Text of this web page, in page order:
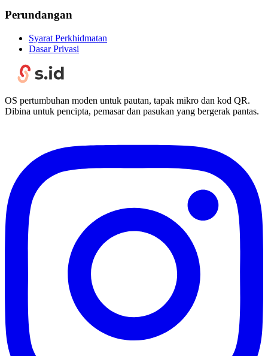
Perundangan
Syarat Perkhidmatan
Dasar Privasi
OS pertumbuhan moden untuk pautan, tapak mikro dan kod QR.
Dibina untuk pencipta, pemasar dan pasukan yang bergerak pantas.